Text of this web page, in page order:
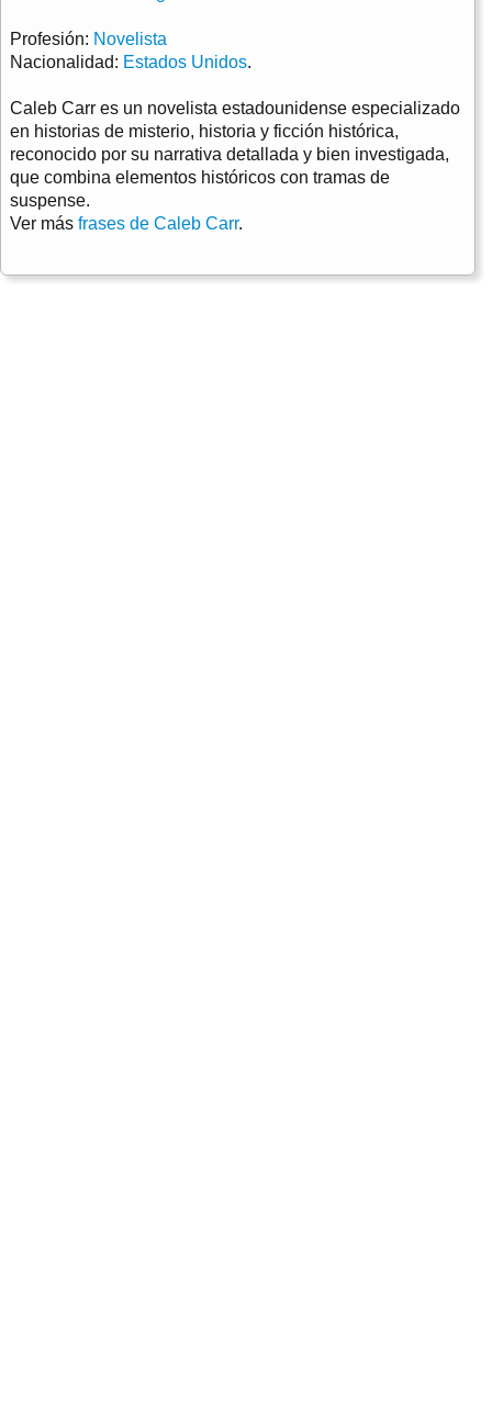
Profesión: Novelista
Nacionalidad: Estados Unidos.
Caleb Carr es un novelista estadounidense especializado
en historias de misterio, historia y ficción histórica,
reconocido por su narrativa detallada y bien investigada,
que combina elementos históricos con tramas de
suspense.
Ver más frases de Caleb Carr.